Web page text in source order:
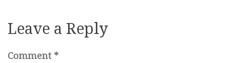
Leave a Reply
Comment *